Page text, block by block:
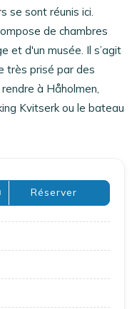
se sont réunis ici.
de chambres
et d'un musée. Il s’agit
très prisé par des
à Håholmen,
Kvitserk ou le bateau
Réserver